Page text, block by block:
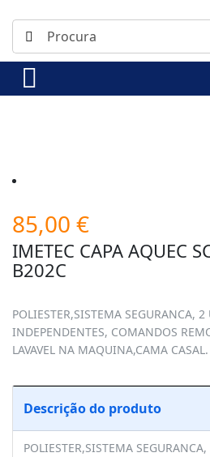
85,00 €
IMETEC CAPA AQUEC
B202C
POLIESTER,SISTEMA SEGURANCA,
INDEPENDENTES, COMANDOS
LAVAVEL NA MAQUINA,CAMA CASAL.
Descrição do produto
POLIESTER,SISTEMA SEGURANCA,